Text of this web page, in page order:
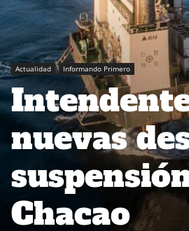
Actualidad Informando Primero
nuevas
Chacao